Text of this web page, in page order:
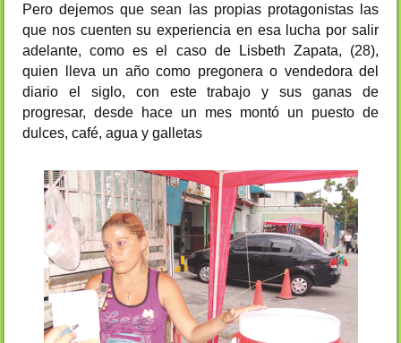
Pero dejemos que sean las propias protagonistas las
que nos cuenten su experiencia en esa lucha por salir
adelante, como es el caso de Lisbeth Zapata, (28),
quien lleva un año como pregonera o vendedora del
diario el siglo, con este trabajo y sus ganas de
progresar, desde hace un mes montó un puesto de
dulces, café, agua y galletas